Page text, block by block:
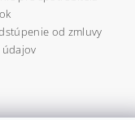
od zmluvy